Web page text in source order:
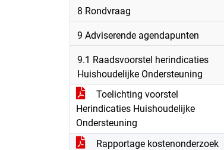
8 Rondvraag
9 Adviserende agendapunten
9.1 Raadsvoorstel herindicaties
Huishoudelijke Ondersteuning
Toelichting voorstel
Herindicaties Huishoudelijke
Ondersteuning
Rapportage kostenonderzoek